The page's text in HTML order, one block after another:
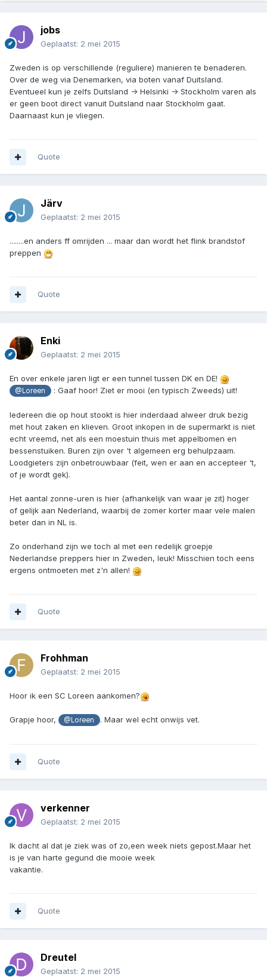
jobs
Geplaatst: 2 mei 2015
Zweden is op verschillende (reguliere) manieren te benaderen.
Over de weg via Denemarken, via boten vanaf Duitsland.
Eventueel kun je zelfs Duitsland -> Helsinki -> Stockholm varen als
er geen boot direct vanuit Duitsland naar Stockholm gaat.
Daarnaast kun je vliegen.
Quote
Järv
Geplaatst: 2 mei 2015
........en anders ff omrijden ... maar dan wordt het flink brandstof
preppen
Quote
Enki
Geplaatst: 2 mei 2015
En over enkele jaren ligt er een tunnel tussen DK en DE!
@Loreen : Gaaf hoor! Ziet er mooi (en typisch Zweeds) uit!
Iedereen die op hout stookt is hier inderdaad alweer druk bezig
met hout zaken en klieven. Groot inkopen in de supermarkt is niet
echt vreemd, net als een moestuin thuis met appelbomen en
bessenstuiken. Buren zijn over 't algemeen erg behulpzaam.
Loodgieters zijn onbetrouwbaar (feit, wen er aan en accepteer 't,
of je wordt gek).
Het aantal zonne-uren is hier (afhankelijk van waar je zit) hoger
of gelijk aan Nederland, waarbij de zomer korter maar vele malen
beter dan in NL is.
Zo onderhand zijn we toch al met een redelijk groepje
Nederlandse preppers hier in Zweden, leuk! Misschien toch eens
ergens ontmoeten met z'n allen!
Quote
Frohhman
Geplaatst: 2 mei 2015
Hoor ik een SC Loreen aankomen?
Grapje hoor, @Loreen . Maar wel echt onwijs vet.
Quote
verkenner
Geplaatst: 2 mei 2015
Ik dacht al dat je ziek was of zo,een week niets gepost.Maar het
is je van harte gegund die mooie week
vakantie.
Quote
Dreutel
Geplaatst: 2 mei 2015